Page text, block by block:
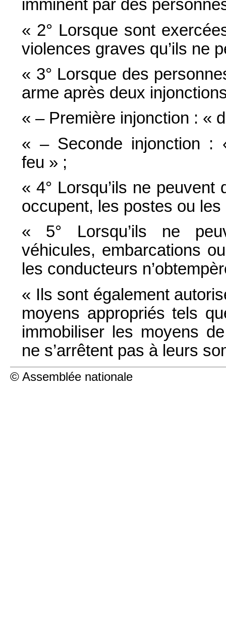
imminent par des
« 2° Lorsque sont
violences graves qu’ils ne
« 3° Lorsque des
arme après deux
« – Première injonction : «
« – Seconde injonction :
feu » ;
« 4° Lorsqu’ils ne peuvent
occupent, les postes ou
« 5° Lorsqu’ils ne
véhicules, embarcations
les conducteurs
« Ils sont également
moyens appropriés tels
immobiliser les moyens
ne s’arrêtent pas à leurs
© Assemblée nationale